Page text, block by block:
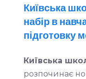
Київська
набір в
підготовку
Київська
розпочинає